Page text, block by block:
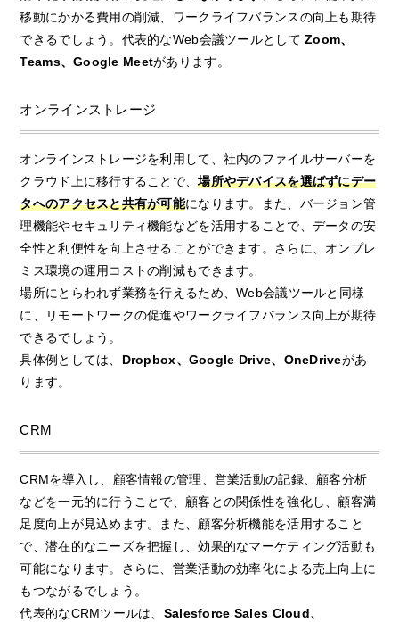
移動にかかる費用の削減、ワークライフバランスの向上も期待
できるでしょう。代表的なWeb会議ツールとしてZoom、
Teams、Google Meetがあります。
オンラインストレージ
オンラインストレージを利用して、社内のファイルサーバーを
クラウド上に移行することで、場所やデバイスを選ばずにデー
タへのアクセスと共有が可能になります。また、バージョン管
理機能やセキュリティ機能などを活用することで、データの安
全性と利便性を向上させることができます。さらに、オンプレ
ミス環境の運用コストの削減もできます。
場所にとらわれず業務を行えるため、Web会議ツールと同様
に、リモートワークの促進やワークライフバランス向上が期待
できるでしょう。
具体例としては、 Dropbox、Google Drive、OneDriveがあ
ります。
CRM
CRMを導入し、顧客情報の管理、営業活動の記録、顧客分析
などを一元的に行うことで、顧客との関係性を強化し、顧客満
足度向上が見込めます。また、顧客分析機能を活用すること
で、潜在的なニーズを把握し、効果的なマーケティング活動も
可能になります。さらに、営業活動の効率化による売上向上に
もつながるでしょう。
代表的なCRMツールは、 Salesforce Sales Cloud、